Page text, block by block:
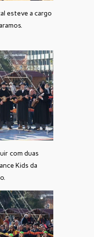
esteve a cargo
com duas
Kids da